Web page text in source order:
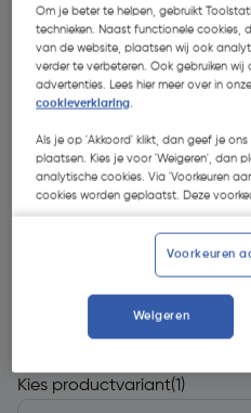
| Excl. btw € 3,91
Kies productvariant(1)
Om je beter te helpen, gebruikt
technieken. Naast functionele cookies,
van de website, plaatsen wij ook
verder te verbeteren. Ook gebruiken
advertenties. Lees hier meer over in
cookieverklaring.
Als je op 'Akkoord' klikt, dan geef je
plaatsen. Kies je voor 'Weigeren', dan
analytische cookies. Via 'Voorkeuren
cookies worden geplaatst. Deze
Voorkeuren
Weigeren